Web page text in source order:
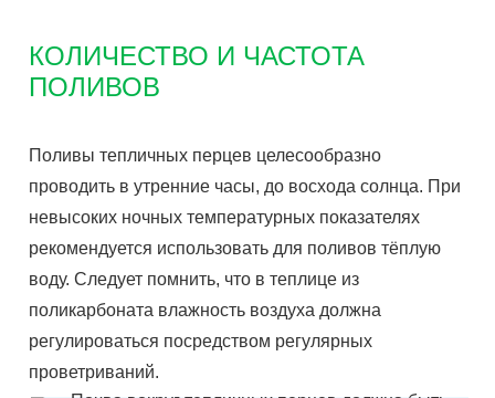
КОЛИЧЕСТВО И ЧАСТОТА
ПОЛИВОВ
Поливы тепличных перцев целесообразно
проводить в утренние часы, до восхода солнца. При
невысоких ночных температурных показателях
рекомендуется использовать для поливов тёплую
воду. Следует помнить, что в теплице из
поликарбоната влажность воздуха должна
регулироваться посредством регулярных
проветриваний.